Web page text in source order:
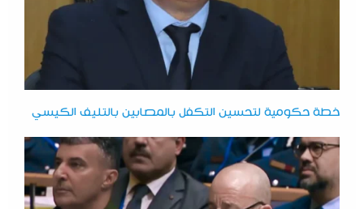
خطة حكومية لتحسين التكفل بالمصابين بالتليف الكيسي